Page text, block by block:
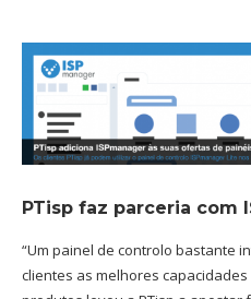
PTisp faz parceria com
“Um painel de controlo bastante
clientes as melhores